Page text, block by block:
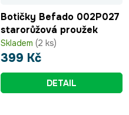
Botičky Befado 002P027
starorůžová proužek
Skladem (2 ks)
399 Kč
DETAIL